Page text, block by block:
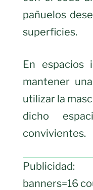
pañuelos
superficies.
En espacios
mantener
utilizar la
dicho
convivientes.
Publicidad:
banners=16